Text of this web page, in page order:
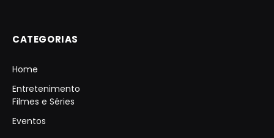
CATEGORIAS
Home
Entretenimento
Filmes e Séries
Eventos